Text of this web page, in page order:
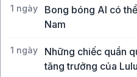
1 ngày
Bong bóng AI có
Nam
1 ngày
Những chiếc quần
tăng trưởng của